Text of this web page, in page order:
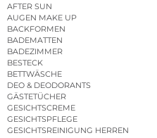
AFTER SUN
AUGEN MAKE UP
BACKFORMEN
BADEMATTEN
BADEZIMMER
BESTECK
BETTWÄSCHE
DEO & DEODORANTS
GÄSTETÜCHER
GESICHTSCREME
GESICHTSPFLEGE
GESICHTSREINIGUNG HERREN